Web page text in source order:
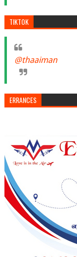
TIKTOK
@thaaiman
ERRANCES